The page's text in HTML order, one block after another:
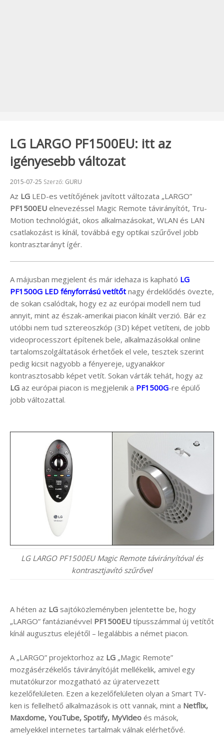
LG LARGO PF1500EU: itt az
igényesebb változat
Beküldve:
2015-07-25 Szerző: GURU
Az LG LED-es vetítőjének javított változata „LARGO”
PF1500EU elnevezéssel Magic Remote távirányítót, Tru-
Motion technológiát, okos alkalmazásokat, WLAN és LAN
csatlakozást is kínál, továbbá egy optikai szűrővel jobb
kontrasztarányt ígér.
A májusban megjelent és már idehaza is kapható LG
PF1500G LED fényforrású vetítőt nagy érdeklődés övezte,
de sokan csalódtak, hogy ez az európai modell nem tud
annyit, mint az észak-amerikai piacon kínált verzió. Bár ez
utóbbi nem tud sztereoszkóp (3D) képet vetíteni, de jobb
videoprocesszort építenek bele, alkalmazásokkal online
tartalomszolgáltatások érhetőek el vele, tesztek szerint
pedig kicsit nagyobb a fényereje, ugyanakkor
kontrasztosabb képet vetít. Sokan várták tehát, hogy az
LG az európai piacon is megjelenik a PF1500G-re épülő
jobb változattal.
LG LARGO PF1500EU Magic Remote távirányítóval és
kontrasztjavító szűrővel
A héten az LG sajtóközleményben jelentette be, hogy
„LARGO” fantázianévvel PF1500EU típusszámmal új vetítőt
kínál augusztus elejétől – legalábbis a német piacon.
A „LARGO” projektorhoz az LG „Magic Remote”
mozgásérzékelős távirányítóját mellékelik, amivel egy
mutatókurzor mozgatható az újratervezett
kezelőfelületen. Ezen a kezelőfelületen olyan a Smart TV-
ken is fellelhető alkalmazások is ott vannak, mint a Netflix,
Maxdome, YouTube, Spotify, MyVideo és mások,
amelyekkel internetes tartalmak válnak elérhetővé.